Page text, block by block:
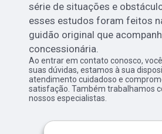
série de situações e
esses estudos foram feitos
guidão original que
concessionária.
Ao entrar em contato conosco,
suas dúvidas, estamos à sua
atendimento cuidadoso e
satisfação. Também trabalhamos
nossos especialistas.